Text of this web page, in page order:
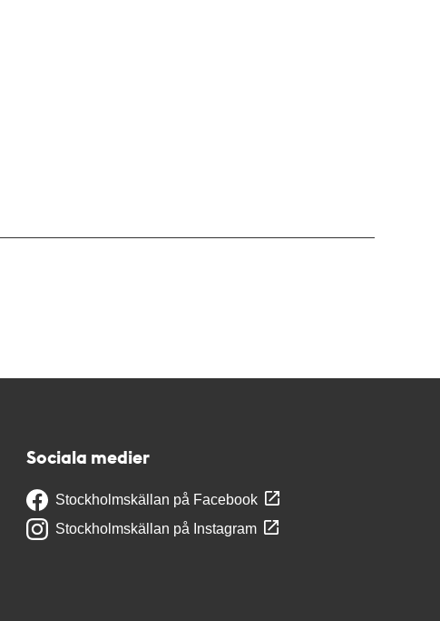
Sociala medier
Stockholmskällan på Facebook
Stockholmskällan på Instagram